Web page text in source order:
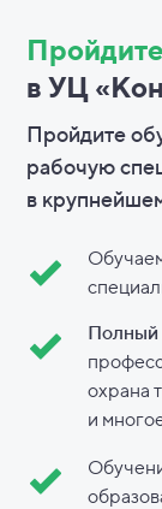
в УЦ
Пройдите
рабочую
в
Полный
охрана
и